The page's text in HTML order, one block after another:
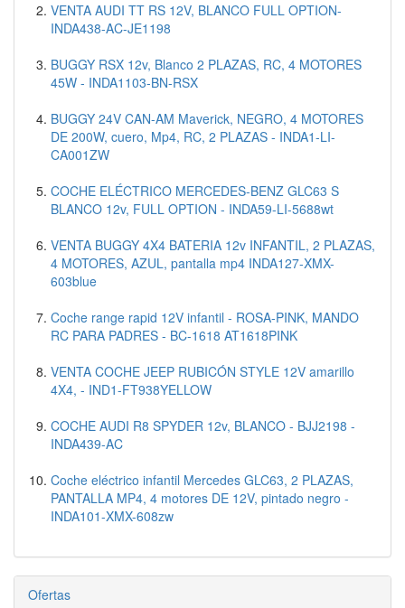
VENTA AUDI TT RS 12V, BLANCO FULL OPTION-
INDA438-AC-JE1198
BUGGY RSX 12v, Blanco 2 PLAZAS, RC, 4 MOTORES
45W - INDA1103-BN-RSX
BUGGY 24V CAN-AM Maverick, NEGRO, 4 MOTORES
DE 200W, cuero, Mp4, RC, 2 PLAZAS - INDA1-LI-
CA001ZW
COCHE ELÉCTRICO MERCEDES-BENZ GLC63 S
BLANCO 12v, FULL OPTION - INDA59-LI-5688wt
VENTA BUGGY 4X4 BATERIA 12v INFANTIL, 2 PLAZAS,
4 MOTORES, AZUL, pantalla mp4 INDA127-XMX-
603blue
Coche range rapid 12V infantil - ROSA-PINK, MANDO
RC PARA PADRES - BC-1618 AT1618PINK
VENTA COCHE JEEP RUBICÓN STYLE 12V amarillo
4X4, - IND1-FT938YELLOW
COCHE AUDI R8 SPYDER 12v, BLANCO - BJJ2198 -
INDA439-AC
Coche eléctrico infantil Mercedes GLC63, 2 PLAZAS,
PANTALLA MP4, 4 motores DE 12V, pintado negro -
INDA101-XMX-608zw
Ofertas